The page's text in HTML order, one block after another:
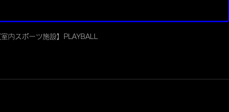
室内スポーツ施設】PLAYBALL